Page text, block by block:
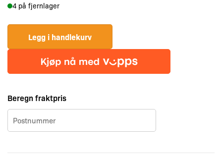
antall
4 på fjernlager
Legg i handlekurv
Beregn fraktpris